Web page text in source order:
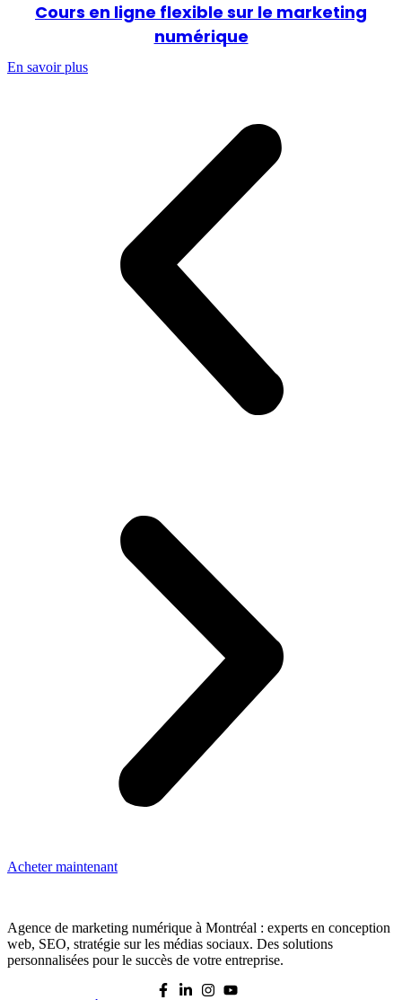
Cours en ligne flexible sur le marketing
numérique
En savoir plus
Acheter maintenant
Agence de marketing numérique à Montréal : experts en conception
web, SEO, stratégie sur les médias sociaux. Des solutions
personnalisées pour le succès de votre entreprise.